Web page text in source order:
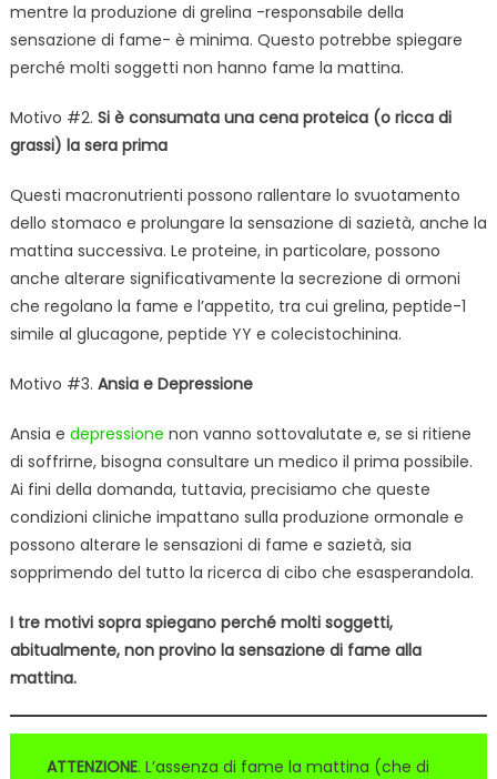
mentre la produzione di grelina -responsabile della
sensazione di fame- è minima. Questo potrebbe spiegare
perché molti soggetti non hanno fame la mattina.
Motivo #2. Si è consumata una cena proteica (o ricca di
grassi) la sera prima
Questi macronutrienti possono rallentare lo svuotamento
dello stomaco e prolungare la sensazione di sazietà, anche la
mattina successiva. Le proteine, in particolare, possono
anche alterare significativamente la secrezione di ormoni
che regolano la fame e l’appetito, tra cui grelina, peptide-1
simile al glucagone, peptide YY e colecistochinina.
Motivo #3. Ansia e Depressione
Ansia e depressione non vanno sottovalutate e, se si ritiene
di soffrirne, bisogna consultare un medico il prima possibile.
Ai fini della domanda, tuttavia, precisiamo che queste
condizioni cliniche impattano sulla produzione ormonale e
possono alterare le sensazioni di fame e sazietà, sia
sopprimendo del tutto la ricerca di cibo che esasperandola.
I tre motivi sopra spiegano perché molti soggetti,
abitualmente, non provino la sensazione di fame alla
mattina.
ATTENZIONE. L’assenza di fame la mattina (che di